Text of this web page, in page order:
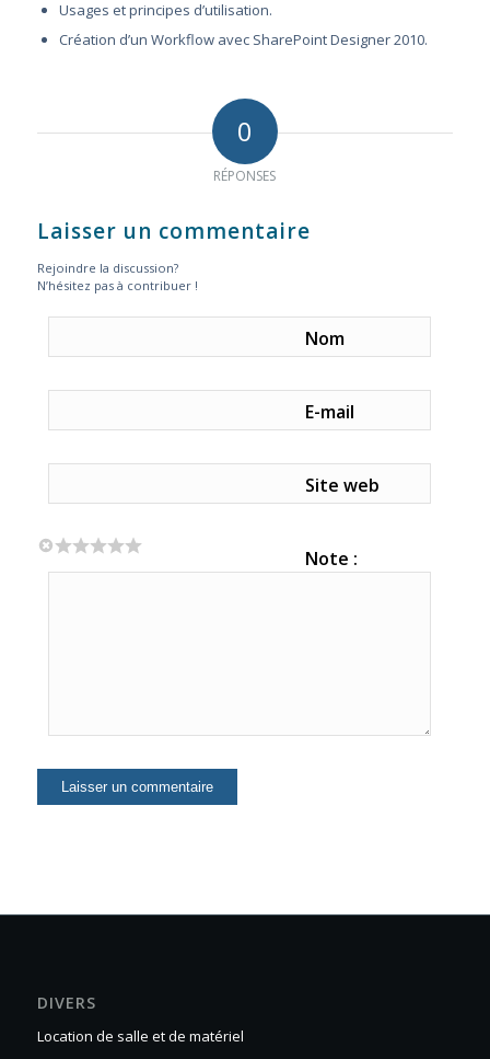
Usages et principes d’utilisation.
Création d’un Workflow avec SharePoint Designer 2010.
0
RÉPONSES
Laisser un commentaire
Rejoindre la discussion?
N’hésitez pas à contribuer !
Nom
E-mail
Site web
Note :
DIVERS
Location de salle et de matériel